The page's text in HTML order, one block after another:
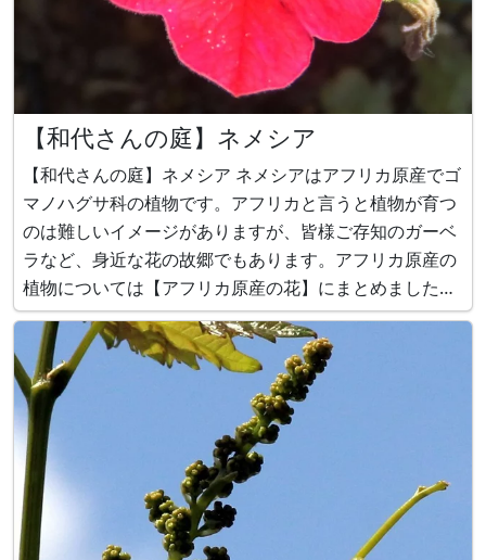
【和代さんの庭】ネメシア
【和代さんの庭】ネメシア ネメシアはアフリカ原産でゴ
マノハグサ科の植物です。アフリカと言うと植物が育つ
のは難しいイメージがありますが、皆様ご存知のガーベ
ラなど、身近な花の故郷でもあります。アフリカ原産の
植物については【アフリカ原産の花】にまとめました。
ネメシア https://www.flower-
db.com/ja/flower:906 ブログ
https://www.flo